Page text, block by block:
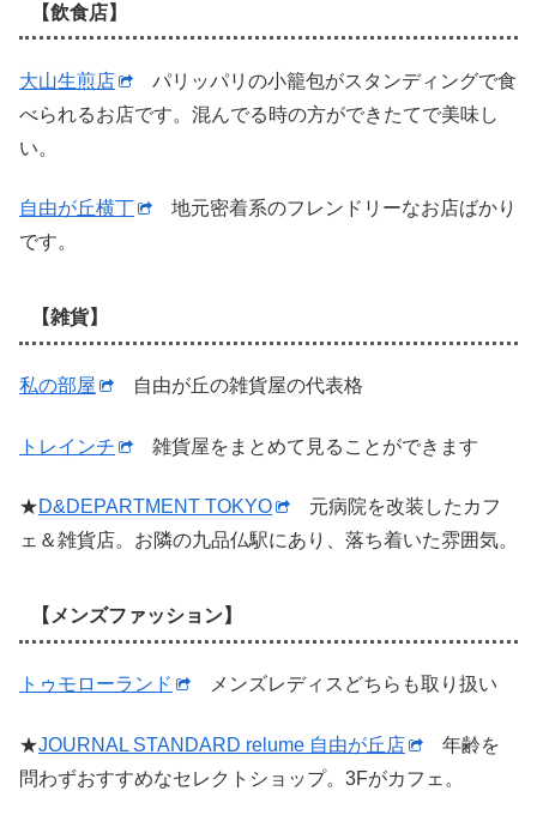
【飲食店】
大山生煎店
パリッパリの小籠包がスタンディングで食
べられるお店です。混んでる時の方ができたてで美味し
い。
自由が丘横丁
地元密着系のフレンドリーなお店ばかり
です。
【雑貨】
私の部屋 自由が丘の雑貨屋の代表格
トレインチ 雑貨屋をまとめて見ることができます
★D&DEPARTMENT TOKYO
元病院を改装したカフ
ェ＆雑貨店。お隣の九品仏駅にあり、落ち着いた雰囲気。
【メンズファッション】
トゥモローランド メンズレディスどちらも取り扱い
★JOURNAL STANDARD relume 自由が丘店
年齢を
問わずおすすめなセレクトショップ。3Fがカフェ。